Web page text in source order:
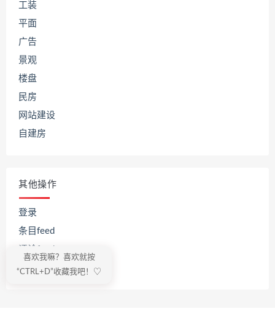
工装
平面
广告
景观
楼盘
民房
网站建设
自建房
其他操作
登录
条目feed
WordPress.org
喜欢我嘛？喜欢就按
“CTRL+D”收藏我吧！♡